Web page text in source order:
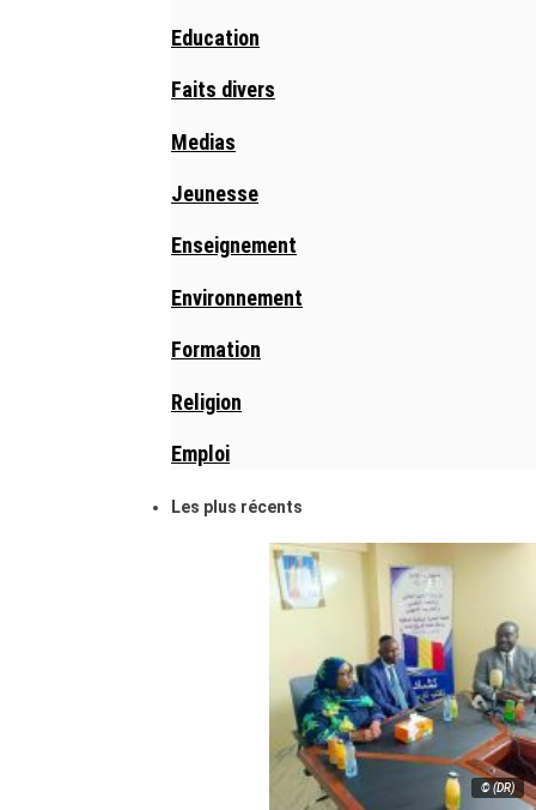
Education
Faits divers
Medias
Jeunesse
Enseignement
Environnement
Formation
Religion
Emploi
Les plus récents
© (DR)